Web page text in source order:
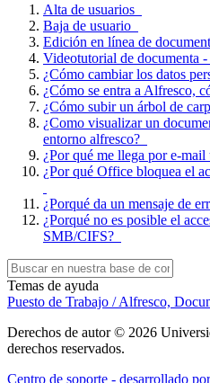
Alta de usuarios
Baja de usuario
Edición en línea de
Videotutorial de documenta -
¿Cómo cambiar los datos
¿Cómo se entra a Alfresco,
¿Cómo subir un árbol de
¿Como visualizar un
entorno alfresco?
¿Por qué me llega por e-
¿Por qué Office bloquea el
¿Porqué da un mensaje de
¿Porqué no es posible el
SMB/CIFS?
Temas de ayuda
Puesto de Trabajo / Alfresco,
Derechos de autor © 2026
derechos reservados.
Centro de soporte - desarrollado